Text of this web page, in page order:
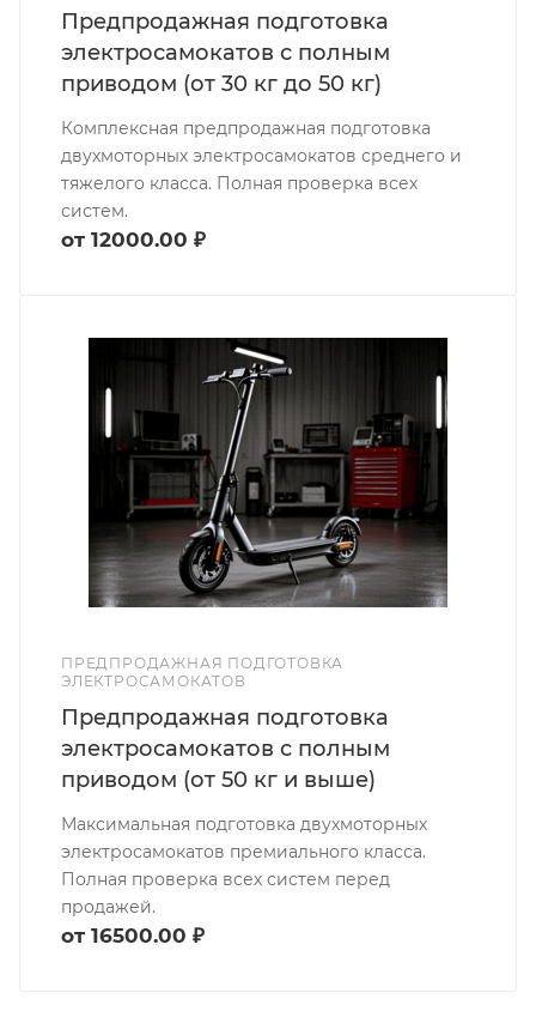
Предпродажная подготовка
электросамокатов с полным
приводом (от 30 кг до 50 кг)
Комплексная предпродажная подготовка
двухмоторных электросамокатов среднего и
тяжелого класса. Полная проверка всех
систем.
от 12000.00 ₽
ПРЕДПРОДАЖНАЯ ПОДГОТОВКА
ЭЛЕКТРОСАМОКАТОВ
Предпродажная подготовка
электросамокатов с полным
приводом (от 50 кг и выше)
Максимальная подготовка двухмоторных
электросамокатов премиального класса.
Полная проверка всех систем перед
продажей.
от 16500.00 ₽